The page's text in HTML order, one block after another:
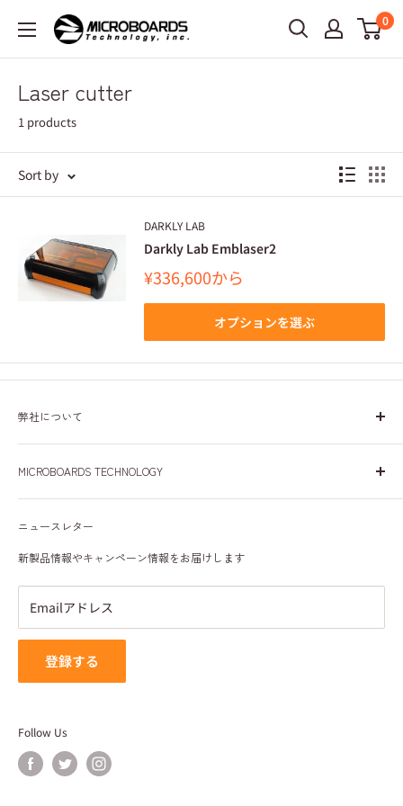
0
Laser cutter
1 products
Sort by
DARKLY LAB
Darkly Lab Emblaser2
¥336,600から
オプションを選ぶ
弊社について
日本、米国、欧州で30年間、皆様に安心して商品をご使用い
ただけるよう努めて参りました。これからも皆様に愛される
会社を目指して参ります。
MICROBOARDS TECHNOLOGY
会社概要
プライバシーポリシー
特定商取引法に基づく表記
利用規約
ニュースレター
新製品情報やキャンペーン情報をお届けします
Emailアドレス
登録する
Follow Us